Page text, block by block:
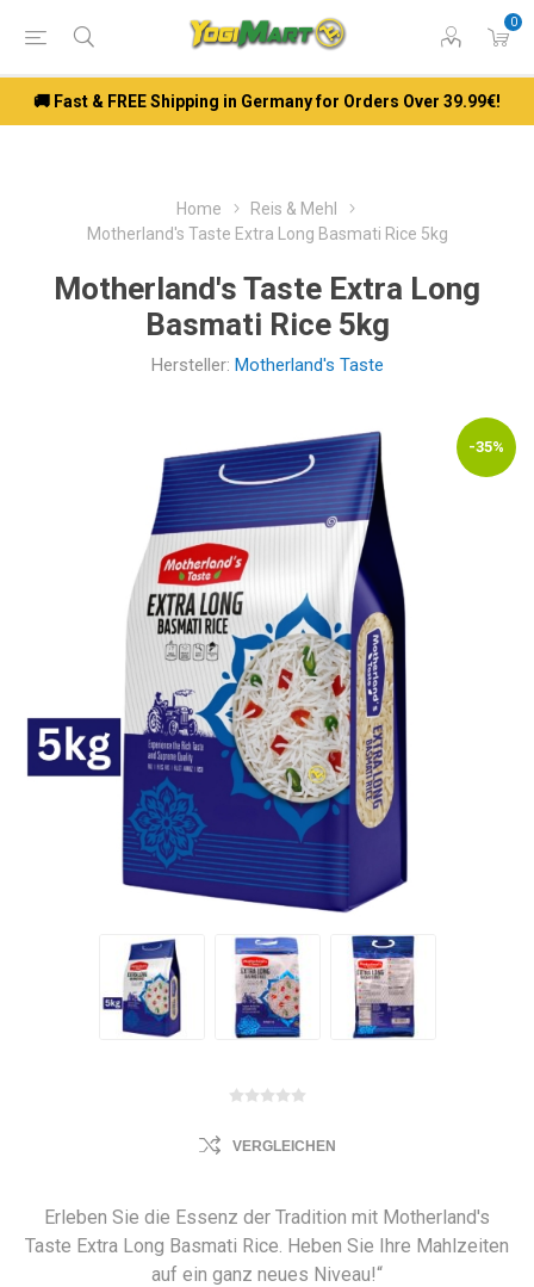
0
🚚 Fast & FREE Shipping in Germany for Orders Over 39.99€!
Home
Reis & Mehl
Motherland's Taste Extra Long Basmati Rice 5kg
Motherland's Taste Extra Long
Basmati Rice 5kg
Hersteller: Motherland's Taste
-35%
VERGLEICHEN
Erleben Sie die Essenz der Tradition mit Motherland's
Taste Extra Long Basmati Rice. Heben Sie Ihre Mahlzeiten
auf ein ganz neues Niveau!“